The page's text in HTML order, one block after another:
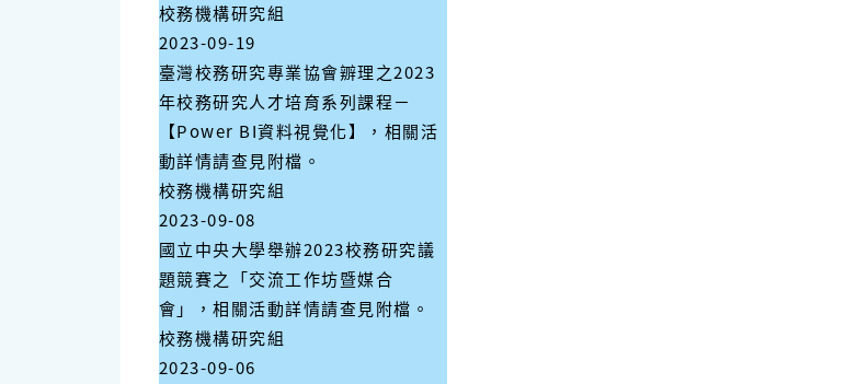
校務機構研究組
2023-09-19
臺灣校務研究專業協會辧理之2023
年校務研究人才培育系列課程－
【Power BI資料視覺化】，相關活
動詳情請查見附檔。
校務機構研究組
2023-09-08
國立中央大學舉辦2023校務研究議
題競賽之「交流工作坊暨媒合
會」，相關活動詳情請查見附檔。
校務機構研究組
2023-09-06